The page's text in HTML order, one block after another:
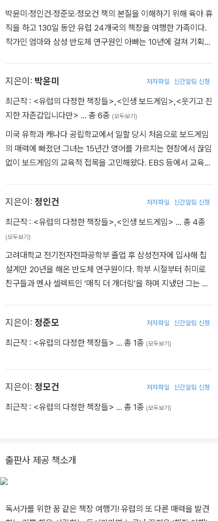
박윤미·정인건·정준모·정모건 책의 본질을 이해하기 위해 육아 휴
직을 하고 130일 동안 유럽 24개국의 책장을 여행한 가족이다.
작가인 엄마와 삼성 반도체 연구원인 아빠는 10년에 걸쳐 기획한
럽의 다정한 책장 곁에서 그들이 얻은 건 책에 대한 애정을 넘어
세상을 보는 통찰과 가족애였다. 서로에게 집중했던 시간은 가족
이라는 본질을 되새기며 Family의 어원인 라틴어 ‘파밀리아Fami
어가 모모 파밀리아인 이들에겐 성스러운 가족이란 뜻의 사그라
다 파밀리아처럼 거창한 의미는 없다. 다만 여느 가족이 그러하듯
수식어가 달리 필요하지 않은 평범하면서도 각별한 가족의 모습
이 가득하다. 그들이 바라본 유럽의 책장들은 그러므로 더욱 다정
하다. 지은 책으로 『웃기고 진지한 자존갑입니다만』과 『인생 보
지은이: 박윤미 저자파일 신간알림 신청
최근작 : <유럽의 다정한 책장들> <인생 보드게임> <웃기고 진
지한 자존갑입니다만> … 총 6종 (모두보기)
미국 유학과 캐나다 공립학교에서 일할 당시 처음으로 보드게임
의 매력에 빠졌던 그녀는 15년간 영어를 가르치는 현장에서 끊임
없이 보드게임의 교육적 접목을 고민해왔다. EBS 등에서 교육
인 두 아들을 가르치는 엄마로서 보드게임은 언제나 최고의 교육
법이라고 자부한다. 첫 책으로 에세이 《웃기고 진지한 자존갑입
니다만》이 있다.
지은이: 정인건 저자파일 신간알림 신청
최근작 : <유럽의 다정한 책장들> <인생 보드게임> … 총 4종
(모두보기)
고려대학교 전기전자전파공학부 졸업 후 삼성전자에 입사해 칩
설계만 20년을 해온 반도체 연구원이다. 학부 시절부터 취미로
친구들과 멘사 셀렉트인 ‘매직 더 개더링’을 하며 지냈던 그는 입
많이 보내지 못하는 아빠지만, 잠깐씩 틈을 내서 가족이 함께하는
보드게임이 아이들과의 견고한 연결고리라고 믿고 있다.
지은이: 정준모 저자파일 신간알림 신청
최근작 : <유럽의 다정한 책장들> … 총 1종 (모두보기)
지은이: 정모건 저자파일 신간알림 신청
최근작 : <유럽의 다정한 책장들> … 총 1종 (모두보기)
출판사 제공 책소개
독서가를 위한 꿈 같은 책장 여행기! 유럽의 또 다른 매력을 발견